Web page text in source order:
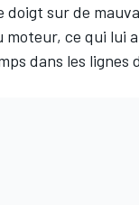
doigt sur de
ce qui lui
dans les lignes